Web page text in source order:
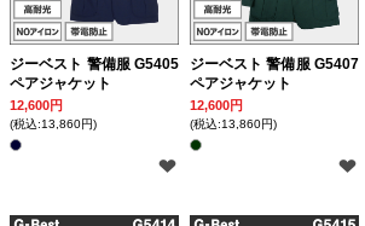
ジーベスト 警備服 G5405
ペアジャケット
12,600円
(税込:13,860円)
ジーベスト 警備服 G5407
ペアジャケット
12,600円
(税込:13,860円)